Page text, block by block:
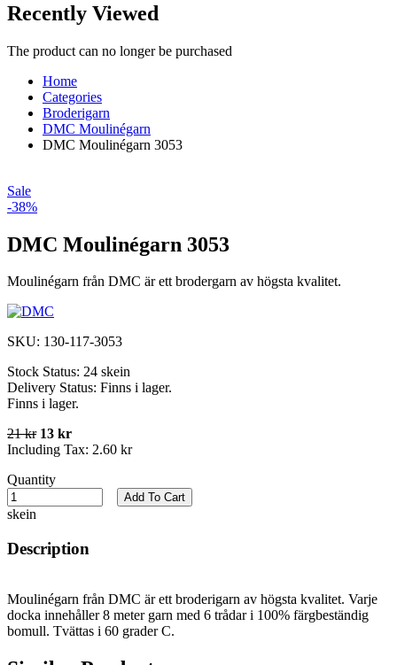
Recently Viewed
The product can no longer be purchased
Home
Categories
Broderigarn
DMC Moulinégarn
DMC Moulinégarn 3053
Sale
-38%
DMC Moulinégarn 3053
Moulinégarn från DMC är ett brodergarn av högsta kvalitet.
SKU: 130-117-3053
Stock Status: 24 skein
Delivery Status: Finns i lager.
Finns i lager.
21 kr 13 kr
Including Tax: 2.60 kr
Quantity
skein
Add To Cart
Description
Moulinégarn från DMC är ett broderigarn av högsta kvalitet. Varje
docka innehåller 8 meter garn med 6 trådar i 100% färgbeständig
bomull. Tvättas i 60 grader C.